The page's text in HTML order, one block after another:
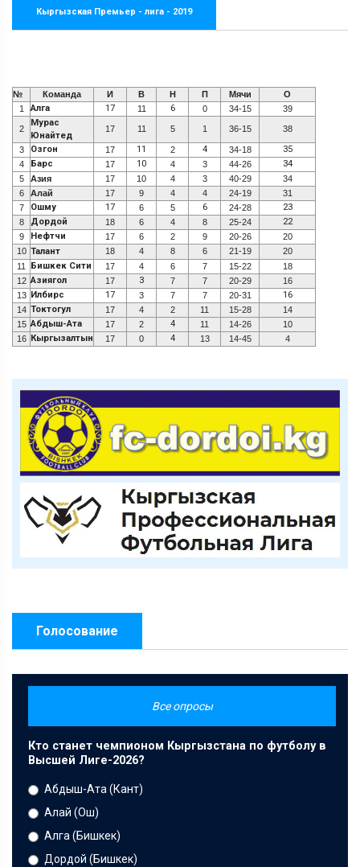
Кыргызская Премьер - лига - 2019
№ Команда И В Н П Мячи
О
1
Алга 17 11 6 0 34-15 39
2
Мурас
Юнайтед
17 11 5 1 36-15 38
3 Озгон 17 11 2 4 34-18 35
4 Барс 17 10 4 3 44-26 34
5 Азия 17 10 4 3 40-29
34
6
Алай 17 9 4 4 24-19
31
7
Ошму 17 6 5 6 24-28 23
8 Дордой 18 6 4 8 25-24 22
9 Нефтчи 17 6 2 9 20-26
20
10 Талант 18 4 8 6 21-19
20
11
Бишкек Сити 17 4 6 7 15-22
18
12 Азиягол 17 3 7 7 20-29
16
13 Илбирс 17 3 7 7 20-31 16
14 Токтогул 17 4 2 11 15-28
14
15 Абдыш-Ата 17 2 4 11 14-26
10
16 Кыргызалтын 17 0 4 13 14-45 4
Голосование
Все опросы
Кто станет чемпионом Кыргызстана по футболу в
Высшей Лиге-2026?
Абдыш-Ата (Кант)
Алай (Ош)
Алга (Бишкек)
Дордой (Бишкек)